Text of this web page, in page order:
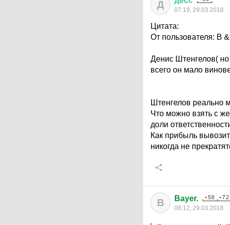
Д 07:19, 29.03.2018
Цитата:
От пользователя: B
Денис Штенгелов(
всего он мало
Штенгелов реально
Что можно взять с
доли
Как прибыль
никогда не
B Bayer.
08:12, 29.03.2018